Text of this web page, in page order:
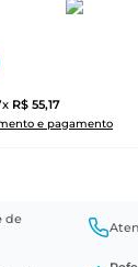
x R$ 55,17
e pagamento
de